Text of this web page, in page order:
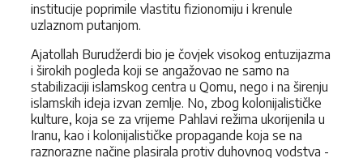
institucije poprimile vlastitu fizionomiju i krenule
uzlaznom putanjom.
Ajatollah Burudžerdi bio je čovjek visokog entuzijazma
i širokih pogleda koji se angažovao ne samo na
stabilizaciji islamskog centra u Qomu, nego i na širenju
islamskih ideja izvan zemlje. No, zbog kolonijalističke
kulture, koja se za vrijeme Pahlavi režima ukorijenila u
Iranu, kao i kolonijalističke pro­pagande koja se na
raznorazne načine plasirala protiv duhovnog vodstva -